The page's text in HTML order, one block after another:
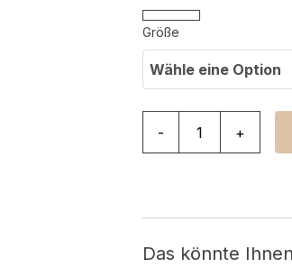
Größe
Wähle eine Option
- +
Das könnte